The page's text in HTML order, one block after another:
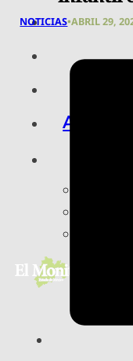
ARTE,
NOTICIAS•ABRIL 29,